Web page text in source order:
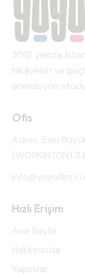
2012 yılında
hikâyeleri ve
animasyon
Ofis
Adres :Eski
(WORKINTON)
Hızlı Erişim
Ana Sayfa
Hakkımızda
Yapımlar